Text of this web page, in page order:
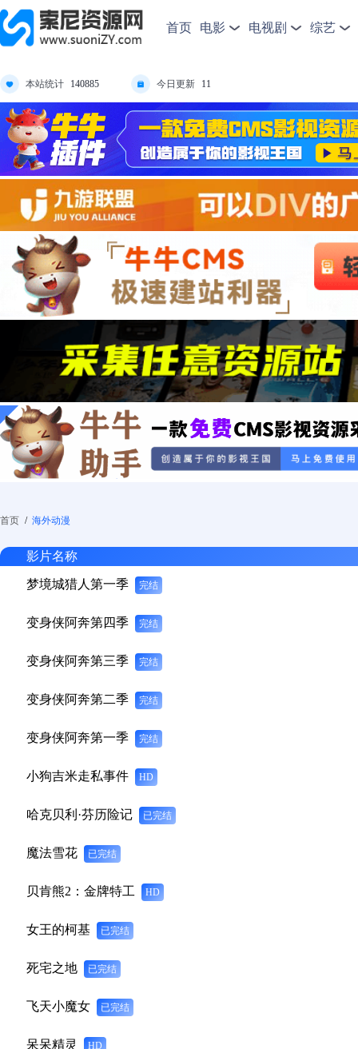
首页 电影 电视剧 综艺
本站统计 140885 今日更新 11
首页 / 海外动漫
影片名称
梦境城猎人第一季 完结
变身侠阿奔第四季 完结
变身侠阿奔第三季 完结
变身侠阿奔第二季 完结
变身侠阿奔第一季 完结
小狗吉米走私事件 HD
哈克贝利·芬历险记 已完结
魔法雪花 已完结
贝肯熊2：金牌特工 HD
女王的柯基 已完结
死宅之地 已完结
飞天小魔女 已完结
呆呆精灵 HD